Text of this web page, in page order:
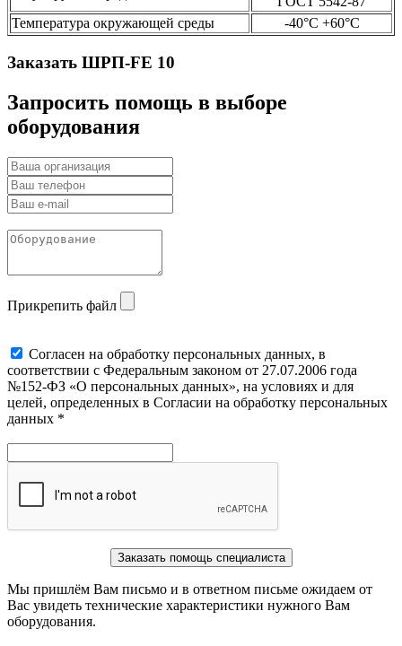
Температура окружающей среды
-40°С +60°С
Заказать ШРП-FE 10
Запросить помощь в выборе
оборудования
Прикрепить файл
Cогласен на обработку персональных данных, в
соответствии с Федеральным законом от 27.07.2006 года
№152-ФЗ «О персональных данных», на условиях и для
целей, определенных в Согласии на обработку персональных
данных *
Заказать помощь специалиста
Мы пришлём Вам письмо и в ответном письме ожидаем от
Вас увидеть технические характеристики нужного Вам
оборудования.